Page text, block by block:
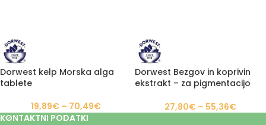
Dorwest kelp Morska alga
tablete
19,89€ – 70,49€
Dorwest Bezgov in koprivin
ekstrakt – za pigmentacijo
27,80€ – 55,36€
KONTAKTNI PODATKI